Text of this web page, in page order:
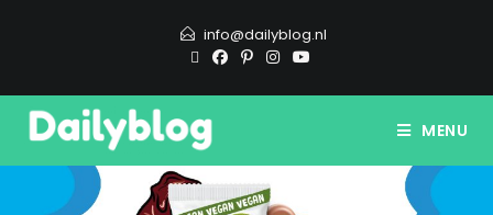
info@dailyblog.nl
MENU